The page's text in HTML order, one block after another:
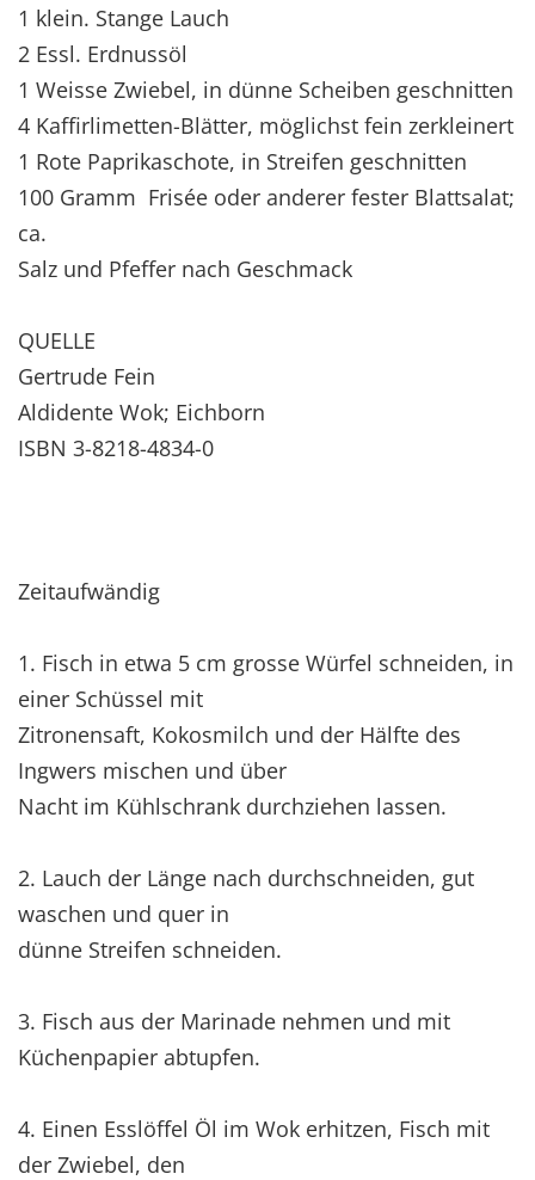
1 klein. Stange Lauch
2 Essl. Erdnussöl
1 Weisse Zwiebel, in dünne Scheiben geschnitten
4 Kaffirlimetten-Blätter, möglichst fein zerkleinert
1 Rote Paprikaschote, in Streifen geschnitten
100 Gramm Frisée oder anderer fester Blattsalat;
ca.
Salz und Pfeffer nach Geschmack
QUELLE
Gertrude Fein
Aldidente Wok; Eichborn
ISBN 3-8218-4834-0
Zeitaufwändig
1. Fisch in etwa 5 cm grosse Würfel schneiden, in
einer Schüssel mit
Zitronensaft, Kokosmilch und der Hälfte des
Ingwers mischen und über
Nacht im Kühlschrank durchziehen lassen.
2. Lauch der Länge nach durchschneiden, gut
waschen und quer in
dünne Streifen schneiden.
3. Fisch aus der Marinade nehmen und mit
Küchenpapier abtupfen.
4. Einen Esslöffel Öl im Wok erhitzen, Fisch mit
der Zwiebel, den